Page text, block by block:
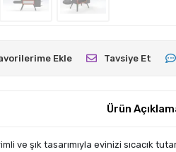
Ekle Tavsiye Et
Ürün
ve şık tasarımıyla evinizi sıcacık